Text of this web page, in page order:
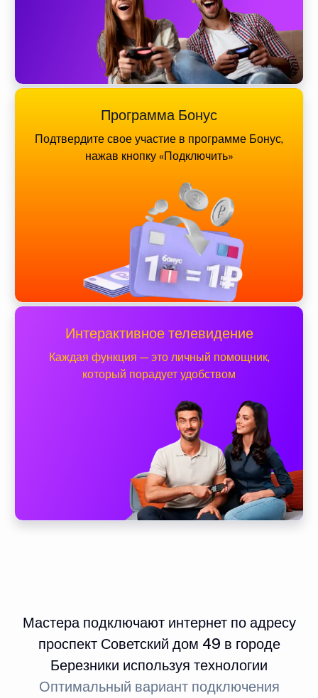
Программа Бонус
Подтвердите свое участие в программе Бонус,
нажав кнопку «Подключить»
Интерактивное телевидение
Каждая функция — это личный помощник,
который порадует удобством
Мастера подключают интернет по адресу
проспект Советский дом 49 в городе
Березники используя технологии
Оптимальный вариант подключения